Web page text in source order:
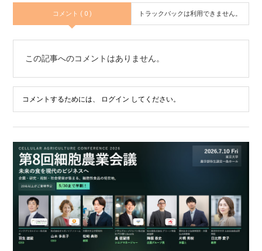
コメント ( 0 ) トラックバックは利用できません。
この記事へのコメントはありません。
コメントするためには、 ログイン してください。